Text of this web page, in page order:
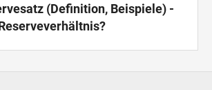
(Definition, Beispiele) -